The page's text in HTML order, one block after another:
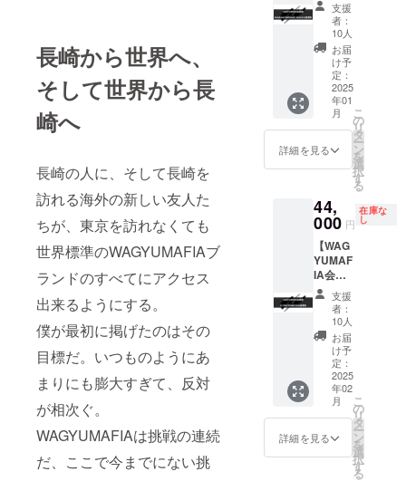
長崎から世界へ、
そして世界から長
崎へ
長崎の人に、そして長崎を
訪れる海外の新しい友人た
ちが、東京を訪れなくても
世界標準のWAGYUMAFIAブ
ランドのすべてにアクセス
出来るようにする。
僕が最初に掲げたのはその
目標だ。いつものようにあ
まりにも膨大すぎて、反対
が相次ぐ。
WAGYUMAFIAは挑戦の連続
だ、ここで今までにない挑
る日は
店舗の
営業日
に準じ
ます。
※支援プ
ランの
譲渡は
不可で
みにな
りま
す。 ※
会員権
のお渡
しは
WAGYU
MAFIA
店舗、
初回ご
予約時
し致し
ます。
※WAGY
UMAFI
A会員専
用
Facebo
okグ
ループ
へのご
招待 ※
有効期
限 2025
年12月
末日ま
利用い
ただけ
ONのご
提供は
長崎
MASHI
MASHI
のみと
なりま
す。 ※
会員権
へのお
渡しの
りま
す。 ※
会員権
のお渡
しは
WAGYU
MAFIA
店舗、
初回ご
予約時
のお食
事の際
にお渡
し致し
NAGAS
AKI
MASHI
MASHI
お食事
券】
WAGYU
MAFIA
全世界
会員店
権。
WAGYU
JIRO1
杯お食
事券
※WAGY
UJIRO
のご提
供は六
本木
MASHI
MASHI
、長崎
MASHI
NO
MASHI
支援
者：
10人
お届
け予
定：
2025
年01
月
詳細を見る
こ
の
リ
タ
ー
ン
を
選
択
す
る
44,
000 円
在庫な
し
【WAG
YUMAF
IA会員
権
+ULTR
CHAMP
ON食事
券】
WAGYU
MAFIA
全世界
会員店
舗共通
会員
支援
者：
10人
お届
け予
定：
2025
年02
月
詳細を見る
こ
の
リ
タ
ー
ン
を
選
択
す
る